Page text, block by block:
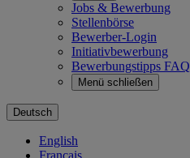
Jobs & Bewerbung
Stellenbörse
Bewerber-Login
Initiativbewerbung
Bewerbungstipps FAQ
Menü schließen
Deutsch
English
Français